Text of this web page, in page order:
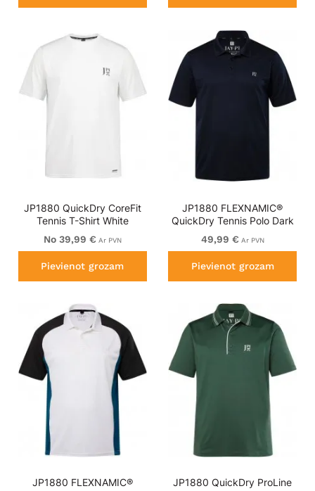
JP1880 QuickDry CoreFit
Tennis T-Shirt White
No 39,99 € Ar PVN
Pievienot grozam
JP1880 FLEXNAMIC®
QuickDry Tennis Polo Dark
Navy
49,99 € Ar PVN
Pievienot grozam
JP1880 FLEXNAMIC®
JP1880 QuickDry ProLine